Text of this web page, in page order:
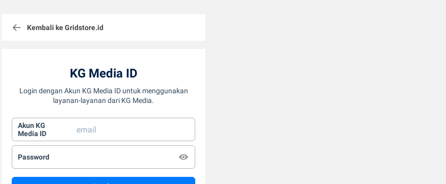
Kembali ke Gridstore.id
KG Media ID
Login dengan Akun KG Media ID untuk menggunakan
layanan-layanan dari KG Media.
Akun KG
Media ID
Password